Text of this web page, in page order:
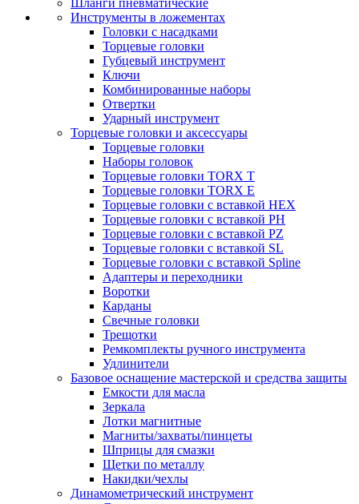
Шланги пневматические
Инструменты в ложементах
Головки с насадками
Торцевые головки
Губцевый инструмент
Ключи
Комбинированные наборы
Отвертки
Ударный инструмент
Торцевые головки и аксессуары
Торцевые головки
Наборы головок
Торцевые головки TORX T
Торцевые головки TORX Е
Торцевые головки с вставкой HEX
Торцевые головки с вставкой PH
Торцевые головки с вставкой PZ
Торцевые головки с вставкой SL
Торцевые головки с вставкой Spline
Адаптеры и переходники
Воротки
Карданы
Свечные головки
Трещотки
Ремкомплекты ручного инструмента
Удлинители
Базовое оснащение мастерской и средства защиты
Емкости для масла
Зеркала
Лотки магнитные
Магниты/захваты/пинцеты
Шприцы для смазки
Щетки по металлу
Накидки/чехлы
Динамометрический инструмент